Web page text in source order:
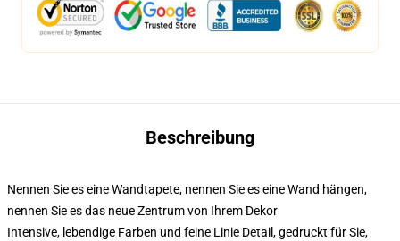
Beschreibung
Nennen Sie es eine Wandtapete, nennen Sie es eine Wand hängen,
nennen Sie es das neue Zentrum von Ihrem Dekor
Intensive, lebendige Farben und feine Linie Detail, gedruckt für Sie,